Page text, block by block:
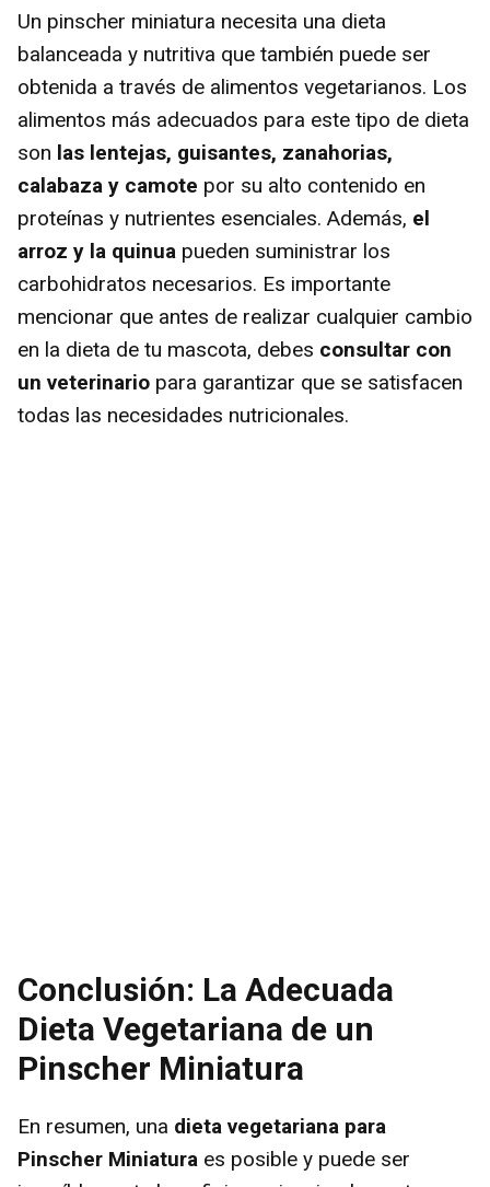
Un pinscher miniatura necesita una dieta
balanceada y nutritiva que también puede ser
obtenida a través de alimentos vegetarianos. Los
alimentos más adecuados para este tipo de dieta
son las lentejas, guisantes, zanahorias,
calabaza y camote por su alto contenido en
proteínas y nutrientes esenciales. Además, el
arroz y la quinua pueden suministrar los
carbohidratos necesarios. Es importante
mencionar que antes de realizar cualquier cambio
en la dieta de tu mascota, debes consultar con
un veterinario para garantizar que se satisfacen
todas las necesidades nutricionales.
Conclusión: La Adecuada
Dieta Vegetariana de un
Pinscher Miniatura
En resumen, una dieta vegetariana para
Pinscher Miniatura es posible y puede ser